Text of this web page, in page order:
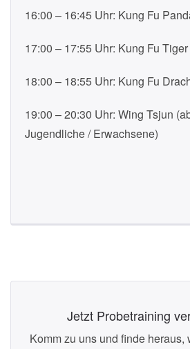
16:00 – 16:45 Uhr: Kung Fu
17:00 – 17:55 Uhr: Kung Fu
18:00 – 18:55 Uhr: Kung Fu
19:00 – 20:30 Uhr: Wing Tsjun
Jugendliche / Erwachsene)
Jetzt Probetraining
Komm zu uns und finde heraus,